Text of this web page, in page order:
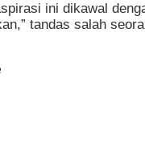
ini dikawal
tandas salah